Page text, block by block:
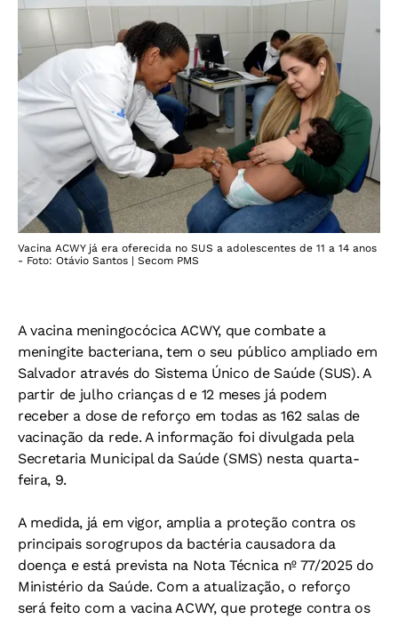
Vacina ACWY já era oferecida no SUS a adolescentes de 11 a 14 anos
- Foto: Otávio Santos | Secom PMS
A vacina meningocócica ACWY, que combate a
meningite bacteriana, tem o seu público ampliado em
Salvador através do Sistema Único de Saúde (SUS). A
partir de julho crianças d e 12 meses já podem
receber a dose de reforço em todas as 162 salas de
vacinação da rede. A informação foi divulgada pela
Secretaria Municipal da Saúde (SMS) nesta quarta-
feira, 9.
A medida, já em vigor, amplia a proteção contra os
principais sorogrupos da bactéria causadora da
doença e está prevista na Nota Técnica nº 77/2025 do
Ministério da Saúde. Com a atualização, o reforço
será feito com a vacina ACWY, que protege contra os